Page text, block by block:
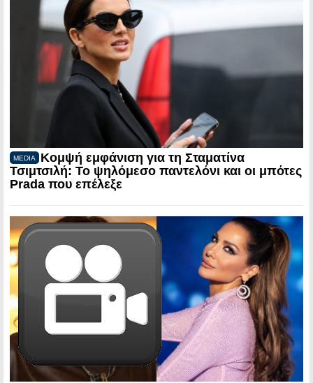
MEDIA
Κομψή εμφάνιση για τη Σταματίνα
Τσιμτσιλή: Το ψηλόμεσο παντελόνι και οι μπότες
Prada που επέλεξε